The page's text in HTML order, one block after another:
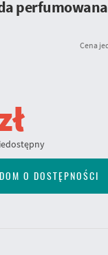
Cena
O DOSTĘPNOŚCI